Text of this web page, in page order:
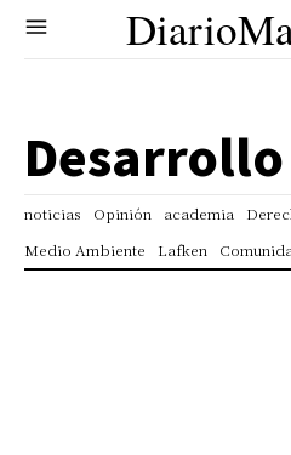
Desarrollo
noticias Opinión academia
Medio Ambiente
Lafken